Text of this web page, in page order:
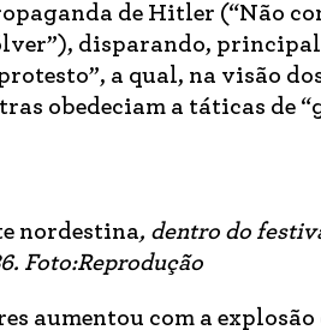
de Hitler (“Não
disparando,
a qual, na visão
obedeciam a táticas de
nordestina, dentro do
Foto:Reprodução
aumentou com a